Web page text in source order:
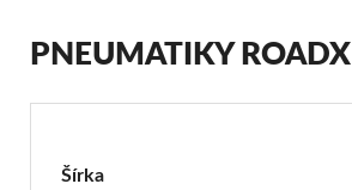
PNEUMATIKY ROADX
Pneumatiky
Šírka